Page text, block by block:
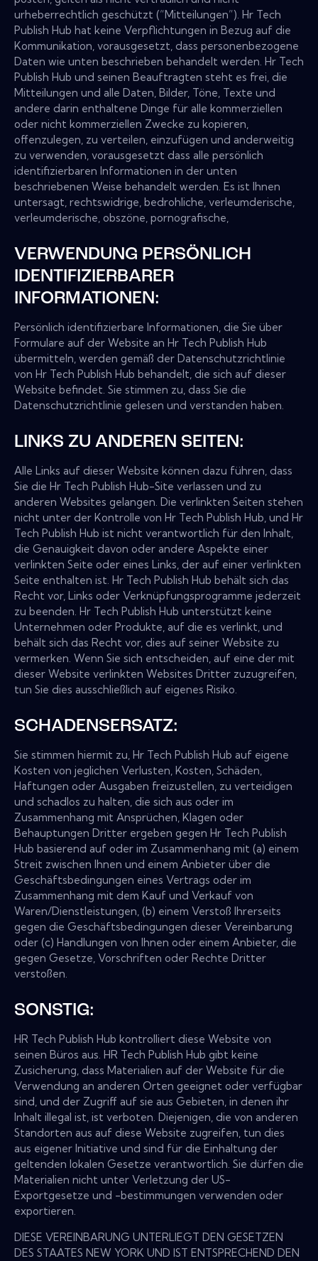
urheberrechtlich geschützt (“Mitteilungen”). Hr Tech
Publish Hub hat keine Verpflichtungen in Bezug auf die
Kommunikation, vorausgesetzt, dass personenbezogene
Daten wie unten beschrieben behandelt werden. Hr Tech
Publish Hub und seinen Beauftragten steht es frei, die
Mitteilungen und alle Daten, Bilder, Töne, Texte und
andere darin enthaltene Dinge für alle kommerziellen
oder nicht kommerziellen Zwecke zu kopieren,
offenzulegen, zu verteilen, einzufügen und anderweitig
zu verwenden, vorausgesetzt dass alle persönlich
identifizierbaren Informationen in der unten
beschriebenen Weise behandelt werden. Es ist Ihnen
untersagt, rechtswidrige, bedrohliche, verleumderische,
verleumderische, obszöne, pornografische,
VERWENDUNG PERSÖNLICH
IDENTIFIZIERBARER
INFORMATIONEN:
Persönlich identifizierbare Informationen, die Sie über
Formulare auf der Website an Hr Tech Publish Hub
übermitteln, werden gemäß der Datenschutzrichtlinie
von Hr Tech Publish Hub behandelt, die sich auf dieser
Website befindet. Sie stimmen zu, dass Sie die
Datenschutzrichtlinie gelesen und verstanden haben.
LINKS ZU ANDEREN SEITEN:
Alle Links auf dieser Website können dazu führen, dass
Sie die Hr Tech Publish Hub-Site verlassen und zu
anderen Websites gelangen. Die verlinkten Seiten stehen
nicht unter der Kontrolle von Hr Tech Publish Hub, und Hr
Tech Publish Hub ist nicht verantwortlich für den Inhalt,
die Genauigkeit davon oder andere Aspekte einer
verlinkten Seite oder eines Links, der auf einer verlinkten
Seite enthalten ist. Hr Tech Publish Hub behält sich das
Recht vor, Links oder Verknüpfungsprogramme jederzeit
zu beenden. Hr Tech Publish Hub unterstützt keine
Unternehmen oder Produkte, auf die es verlinkt, und
behält sich das Recht vor, dies auf seiner Website zu
vermerken. Wenn Sie sich entscheiden, auf eine der mit
dieser Website verlinkten Websites Dritter zuzugreifen,
tun Sie dies ausschließlich auf eigenes Risiko.
SCHADENSERSATZ:
Sie stimmen hiermit zu, Hr Tech Publish Hub auf eigene
Kosten von jeglichen Verlusten, Kosten, Schäden,
Haftungen oder Ausgaben freizustellen, zu verteidigen
und schadlos zu halten, die sich aus oder im
Zusammenhang mit Ansprüchen, Klagen oder
Behauptungen Dritter ergeben gegen Hr Tech Publish
Hub basierend auf oder im Zusammenhang mit (a) einem
Streit zwischen Ihnen und einem Anbieter über die
Geschäftsbedingungen eines Vertrags oder im
Zusammenhang mit dem Kauf und Verkauf von
Waren/Dienstleistungen, (b) einem Verstoß Ihrerseits
gegen die Geschäftsbedingungen dieser Vereinbarung
oder (c) Handlungen von Ihnen oder einem Anbieter, die
gegen Gesetze, Vorschriften oder Rechte Dritter
verstoßen.
SONSTIG:
HR Tech Publish Hub kontrolliert diese Website von
seinen Büros aus. HR Tech Publish Hub gibt keine
Zusicherung, dass Materialien auf der Website für die
Verwendung an anderen Orten geeignet oder verfügbar
sind, und der Zugriff auf sie aus Gebieten, in denen ihr
Inhalt illegal ist, ist verboten. Diejenigen, die von anderen
Standorten aus auf diese Website zugreifen, tun dies
aus eigener Initiative und sind für die Einhaltung der
geltenden lokalen Gesetze verantwortlich. Sie dürfen die
Materialien nicht unter Verletzung der US-
Exportgesetze und -bestimmungen verwenden oder
exportieren.
DIESE VEREINBARUNG UNTERLIEGT DEN GESETZEN
DES STAATES NEW YORK UND IST ENTSPRECHEND DEN